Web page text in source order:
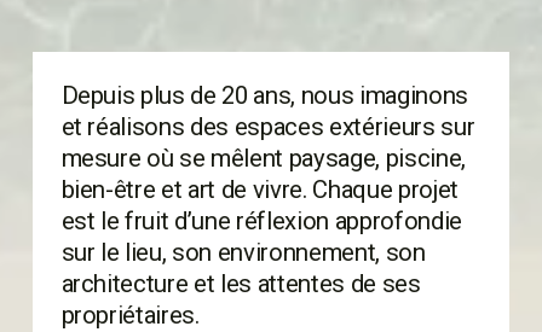
Depuis plus de 20 ans, nous imaginons
et réalisons des espaces extérieurs sur
mesure où se mêlent paysage, piscine,
bien-être et art de vivre. Chaque projet
est le fruit d’une réflexion approfondie
sur le lieu, son environnement, son
architecture et les attentes de ses
propriétaires.